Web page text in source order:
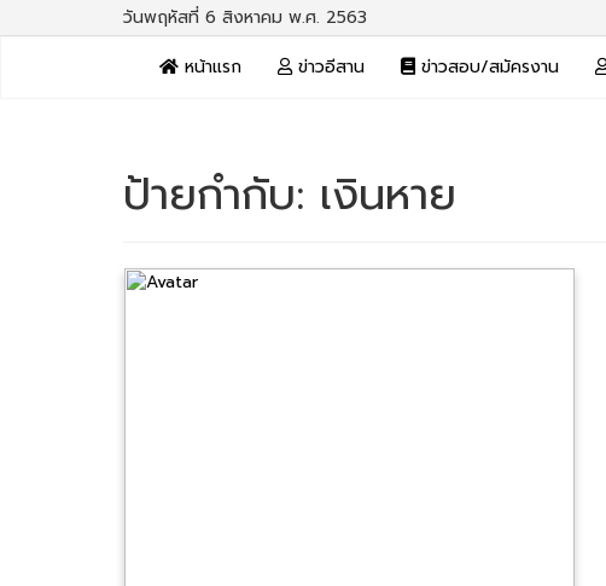
วันพฤหัสที่ 6 สิงหาคม พ.ศ. 2563
หน้าแรก
ข่าวอีสาน ข่าวสอบ/สมัครงาน
ป้ายกำกับ: เงินหาย